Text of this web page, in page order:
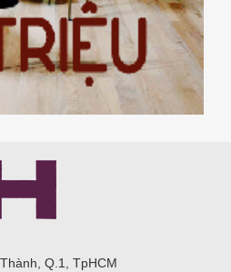
Q.1, TpHCM